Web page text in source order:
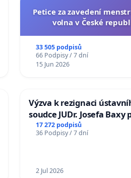
Petice za zavedení
volna v České
33 505 podpisů
66 Podpisy / 7 dní
15 Jun 2026
Výzva k rezignaci
soudce JUDr. Josefa Baxy
ohrožení důvěry ve
proces
17 272 podpisů
36 Podpisy / 7 dní
2 Jul 2026